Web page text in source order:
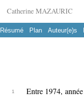
Catherine MAZAURIC
Résumé Plan Auteur(e)s
Entre 1974,